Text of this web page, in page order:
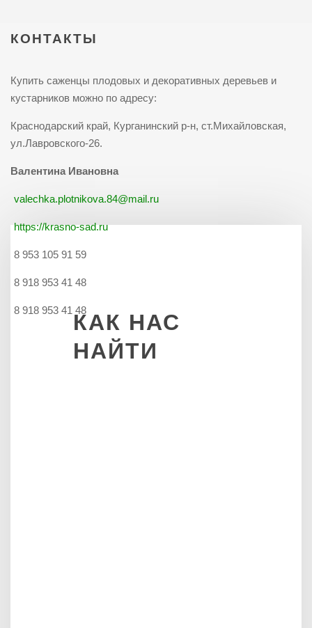
КОНТАКТЫ
Купить саженцы плодовых и декоративных деревьев и
кустарников можно по адресу:
Краснодарский край, Курганинский р-н, ст.Михайловская,
ул.Лавровского-26.
Валентина Ивановна
valechka.plotnikova.84@mail.ru
https://krasno-sad.ru
8 953 105 91 59
8 918 953 41 48
8 918 953 41 48КАК НАС
НАЙТИ